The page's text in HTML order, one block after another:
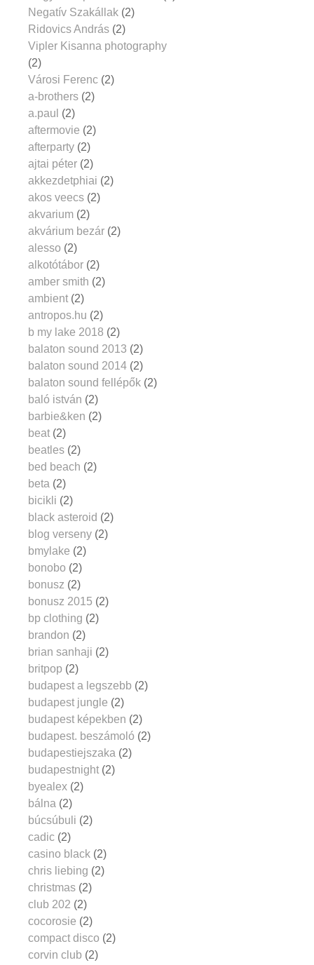
Negatív Szakállak (2)
Ridovics András (2)
Vipler Kisanna photography
(2)
Városi Ferenc (2)
a-brothers (2)
a.paul (2)
aftermovie (2)
afterparty (2)
ajtai péter (2)
akkezdetphiai (2)
akos veecs (2)
akvarium (2)
akvárium bezár (2)
alesso (2)
alkotótábor (2)
amber smith (2)
ambient (2)
antropos.hu (2)
b my lake 2018 (2)
balaton sound 2013 (2)
balaton sound 2014 (2)
balaton sound fellépők (2)
baló istván (2)
barbie&ken (2)
beat (2)
beatles (2)
bed beach (2)
beta (2)
bicikli (2)
black asteroid (2)
blog verseny (2)
bmylake (2)
bonobo (2)
bonusz (2)
bonusz 2015 (2)
bp clothing (2)
brandon (2)
brian sanhaji (2)
britpop (2)
budapest a legszebb (2)
budapest jungle (2)
budapest képekben (2)
budapest. beszámoló (2)
budapestiejszaka (2)
budapestnight (2)
byealex (2)
bálna (2)
búcsúbuli (2)
cadic (2)
casino black (2)
chris liebing (2)
christmas (2)
club 202 (2)
cocorosie (2)
compact disco (2)
corvin club (2)